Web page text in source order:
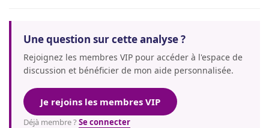
Une question sur cette analyse ?
Rejoignez les membres VIP pour accéder à l'espace de
discussion et bénéficier de mon aide personnalisée.
Je rejoins les membres VIP
Déjà membre ?Se connecter